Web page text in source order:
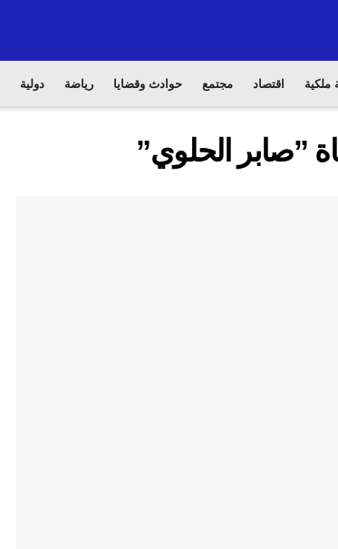
ملكية اقتصاد مجتمع حوادث وقضايا رياضة دولية
”صابر الحلوي”